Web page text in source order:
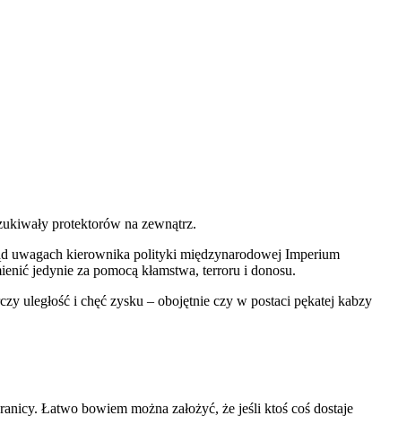
protektorów na zewnątrz.
uwagach kierownika polityki międzynarodowej Imperium
jedynie za pomocą kłamstwa, terroru i donosu.
uległość i chęć zysku – obojętnie czy w postaci pękatej kabzy
Łatwo bowiem można założyć, że jeśli ktoś coś dostaje